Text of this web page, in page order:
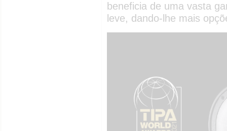
beneficia de uma vasta
leve, dando-lhe mais